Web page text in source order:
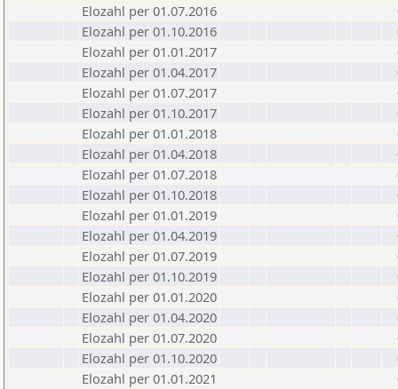
Elozahl per 01.07.2016
Elozahl per 01.10.2016
Elozahl per 01.01.2017
Elozahl per 01.04.2017
Elozahl per 01.07.2017
Elozahl per 01.10.2017
Elozahl per 01.01.2018
Elozahl per 01.04.2018
Elozahl per 01.07.2018
Elozahl per 01.10.2018
Elozahl per 01.01.2019
Elozahl per 01.04.2019
Elozahl per 01.07.2019
Elozahl per 01.10.2019
Elozahl per 01.01.2020
Elozahl per 01.04.2020
Elozahl per 01.07.2020
Elozahl per 01.10.2020
Elozahl per 01.01.2021